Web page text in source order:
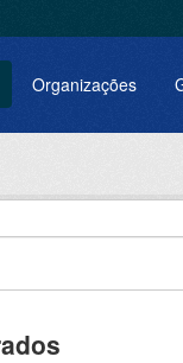
Organizações